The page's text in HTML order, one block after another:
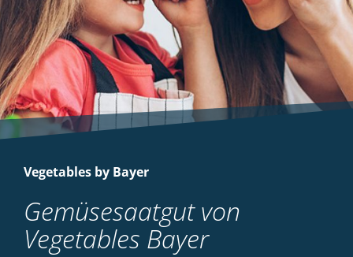
Vegetables by Bayer
Gemüsesaatgut von
Vegetables Bayer